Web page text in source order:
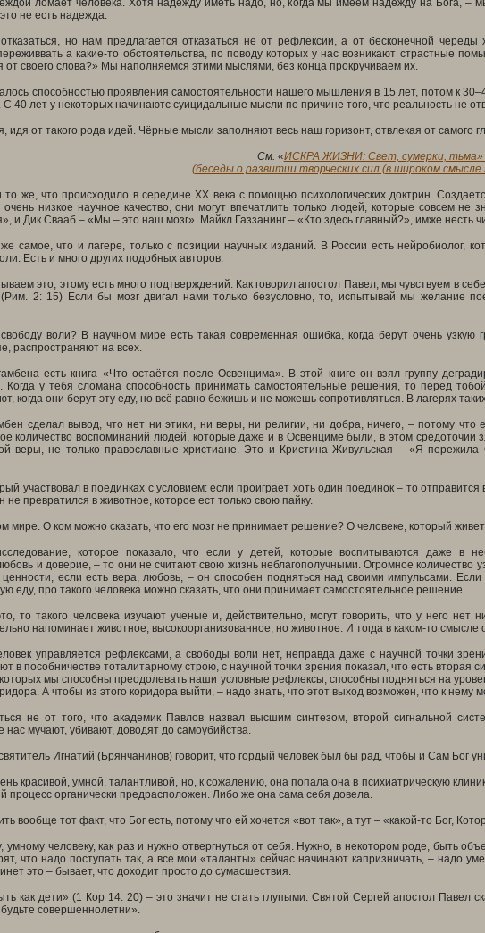
ломает человека. Хотя надежду иметь надо, но, когда мы имеем надежду на Бога, –
не есть надежда.
но нам предлагается отказаться не от рефлексии, а от бесконечной
а какие-то обстоятельства, по поводу которых у нас возникают страстные
от своего слова?» Мы наполняемся этими мыслями, без конца прокручиваем их.
способностью проявления самостоятельности нашего мышления в 15 лет, потом к
40 лет у некоторых начинаютc суицидальные мысли по причине того, что реальность не
идя от такого рода идей. Чёрные мысли заполняют весь наш горизонт, отвлекая от самого
См. «ИСКРА ЖИЗНИ: Свет, сумерки, тьма»
(беседы о развитии творческих сил (в широком смысле
то же, что происходило в серединеXX века с помощью психологических доктрин.
низкое научное качество, они могут впечатлить только людей, которые совсем не
и Дик Свааб – «Мы – это наш мозг». Майкл Газзанинг – «Кто здесь главный?», имже несть
самое, что и лагере, только с позиции научных изданий. В России есть нейробиолог,
Есть и много других подобных авторов.
это, этому есть много подтверждений. Как говорил апостол Павел, мы чувствуем в
2: 15) Если бы мозг двигал нами только безусловно, то, испытывай мы желание
воли? В научном мире есть такая современная ошибка, когда берут очень узкую
распространяют на всех.
есть книга «Что остаётся после Освенцима». В этой книге он взял группу
у тебя сломана способность принимать самостоятельные решения, то перед
когда они берут эту еду, но всё равно бежишь и не можешь сопротивляться. В лагерях
сделал вывод, что нет ни этики, ни веры, ни религии, ни добра, ничего, – потому что
количество воспоминаний людей, которые даже и в Освенциме были, в этом средоточии
веры, не только православные христиане. Это и Кристина Живульская – «Я
участвовал в поединках с условием: если проиграет хоть один поединок – то
превратился в животное, которое ест только свою пайку.
мире. О ком можно сказать, что его мозг не принимает решение? О человеке, который
которое показало, что если у детей, которые воспитываются даже в
и доверие, – то они не считают свою жизнь неблагополучными. Огромное количество
ценности, если есть вера, любовь, – он способен подняться над своими импульсами. Если
еду, про такого человека можно сказать, что они принимает самостоятельное решение.
то такого человека изучают ученые и, действительно, могут говорить, что у него нет
напоминает животное, высокоорганизованное, но животное. И тогда в каком-то смысле
управляется рефлексами, а свободы воли нет, неправда даже с научной точки
в пособничестве тоталитарному строю, с научной точки зрения показал, что есть вторая
мы способны преодолевать наши условные рефлексы, способны подняться на
А чтобы из этого коридора выйти, – надо знать, что этот выход возможен, что к нему
не от того, что академик Павлов назвал высшим синтезом, второй сигнальной
нас мучают, убивают, доводят до самоубийства.
Игнатий (Брянчанинов) говорит, что гордый человек был бы рад, чтобы и Сам Бог
красивой, умной, талантливой, но, к сожалению, она попала она в психиатрическую
органически предрасположен. Либо же она сама себя довела.
вообще тот факт, что Бог есть, потому что ей хочется «вот так», а тут – «какой-то Бог,
умному человеку, как раз и нужно отвергнуться от себя. Нужно, в некотором роде, быть
что надо поступать так, а все мои «таланты» сейчас начинают капризничать, – надо
это – бывает, что доходит просто до сумасшествия.
как дети» (1 Кор 14. 20) – это значит не стать глупыми. Святой Сергей апостол Павел
совершеннолетни».